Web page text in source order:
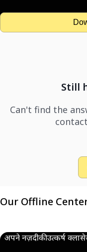
Still
Can't find the
Our Offline
अपने नज़दीकी उत्कर्ष